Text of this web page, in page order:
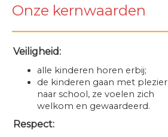
Onze kernwaarden
Veiligheid:
alle kinderen horen erbij;
de kinderen gaan met plezier
naar school, ze voelen zich
welkom en gewaardeerd.
Respect: